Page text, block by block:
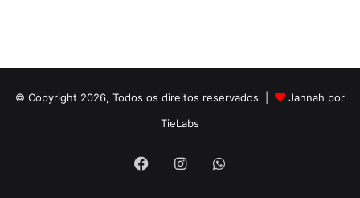
© Copyright 2026, Todos os direitos reservados |
Jannah por
TieLabs
FacebookInstagramWhatsApp